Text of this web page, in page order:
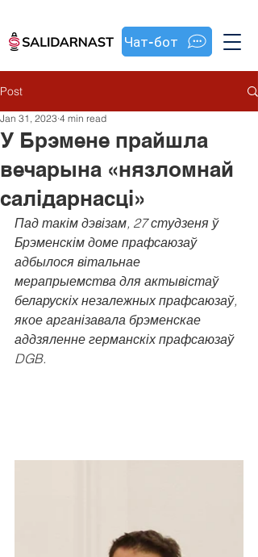
Чат-бот
Post
У Брэмене прайшла
вечарына «нязломнай
салідарнасці»
Jan 31, 2023 4 min read
Пад такім дэвізам, 27 студзеня ў
Брэменскім доме прафсаюзаў
адбылося вітальнае
мерапрыемства для актывістаў
беларускіх незалежных прафсаюзаў,
якое арганізавала брэменскае
аддзяленне германскіх прафсаюзаў
DGB.